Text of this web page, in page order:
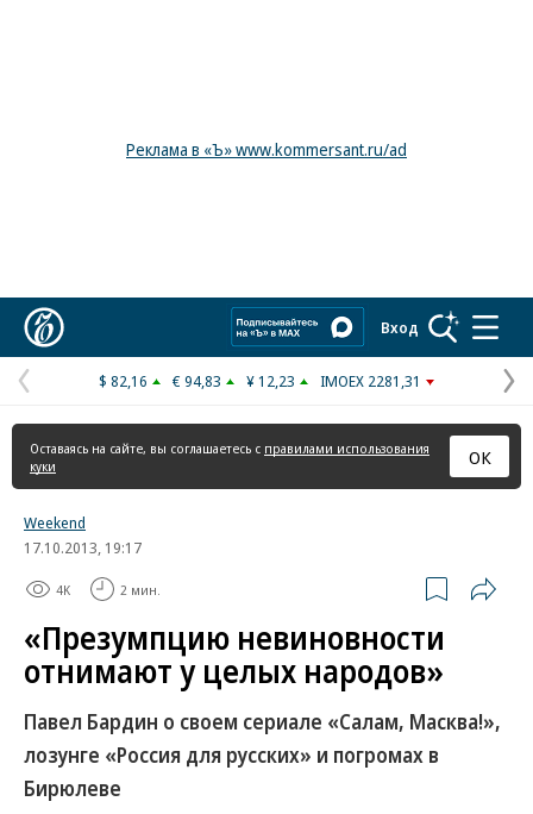
Реклама в «Ъ» www.kommersant.ru/ad
Вход
Предыдущая
страница
$ 82,16 € 94,83 ¥ 12,23 IMOEX 2281,31
Оставаясь на сайте, вы соглашаетесь с правилами использования
куки
ОК
Weekend
17.10.2013, 19:17
4K 2 мин.
«Презумпцию невиновности
отнимают у целых народов»
Павел Бардин о своем сериале «Салам, Масква!»,
лозунге «Россия для русских» и погромах в
Бирюлеве